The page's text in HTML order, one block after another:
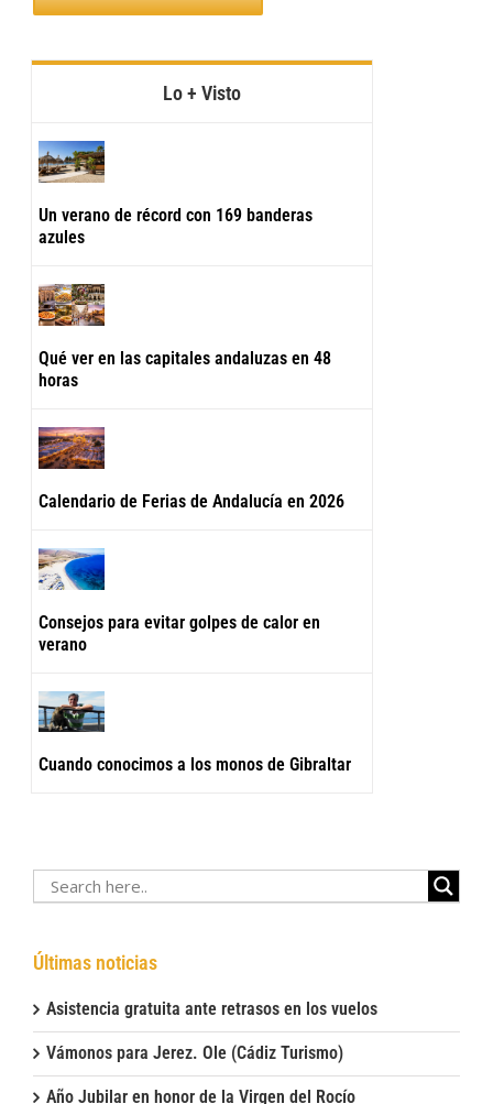
Lo + Visto
Un verano de récord con 169 banderas
azules
Qué ver en las capitales andaluzas en 48
horas
Calendario de Ferias de Andalucía en 2026
Consejos para evitar golpes de calor en
verano
Cuando conocimos a los monos de Gibraltar
Últimas noticias
Asistencia gratuita ante retrasos en los vuelos
Vámonos para Jerez. Ole (Cádiz Turismo)
Año Jubilar en honor de la Virgen del Rocío